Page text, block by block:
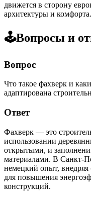
движется в сторону
архитектуры и комфорта.
🕹️Вопросы и
Вопрос
Что такое фахверк и
адаптирована
Ответ
Фахверк — это
использовании
открытыми, и
материалами. В Санкт-
немецкий опыт,
для повышения
конструкций.